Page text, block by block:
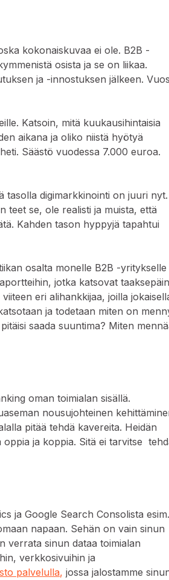
kokonaiskuvaa ei ole. B2B -
osista ja se on liikaa.
ja -innostuksen jälkeen.
Katsoin, mitä kuukausihintaisia
aikana ja oliko niistä hyötyä
Säästö vuodessa 7.000 euroa.
tasolla digimarkkinointi on juuri nyt.
teet se, ole realisti ja muista, että
Kahden tason hyppyjä tapahtui
osalta monelle B2B -yritykselle
jotka katsovat
eri alihankkijaa, joilla
ja todetaan miten on
saada suuntima? Miten
oman toimialan sisällä.
nousujohteinen
pitää tehdä kavereita. Heidän
ja koppia. Sitä ei tarvitse
ja Google Search Consolista esim.
napaan. Sehän on vain sinun
verrata sinun dataa toimialan
verkkosivuihin ja
palvelulla, jossa jalostamme